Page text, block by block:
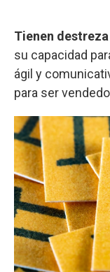
Tienen
su capacidad
ágil y
para ser